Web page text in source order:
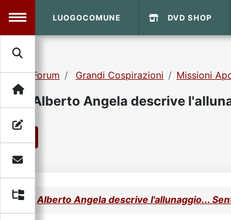
MENU
Search
DVD Shop
Info Sito
Login
Vecchio Sito
LUOGOCOMUNE DVD SHOP
Forum Grandi Cospirazioni Missioni
Alberto Angela descrive
Alberto Angela descrive l'allunaggio...